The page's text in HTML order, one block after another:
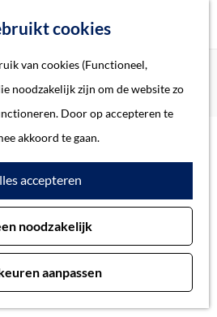
cookies
van cookies (Functioneel,
noodzakelijk zijn om de website zo
Door op accepteren te
akkoord te gaan.
accepteren
noodzakelijk
aanpassen
k
e
's-Hertogenbosch
(Fus.)
Stanley